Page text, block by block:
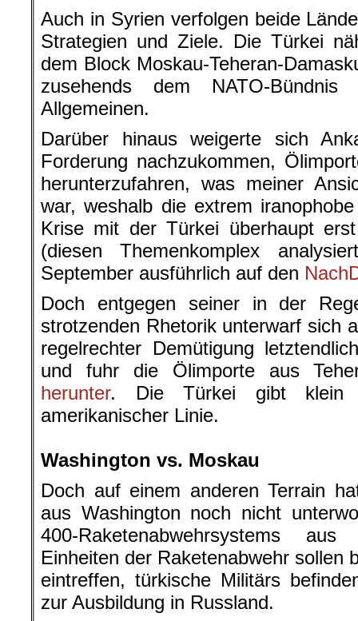
Auch in Syrien verfolgen beide
Strategien und Ziele. Die Türkei
dem Block Moskau-Teheran-
zusehends dem NATO-
Allgemeinen.
Darüber hinaus weigerte sich
Forderung nachzukommen,
herunterzufahren, was meiner
war, weshalb die extrem
Krise mit der Türkei überhaupt
(diesen Themenkomplex
September ausführlich auf den
Doch entgegen seiner in der
strotzenden Rhetorik unterwarf sich
regelrechter Demütigung
und fuhr die Ölimporte aus
herunter. Die Türkei gibt
amerikanischer Linie.
Washington vs. Moskau
Doch auf einem anderen Terrain
aus Washington noch nicht
400-Raketenabwehrsystems
Einheiten der Raketenabwehr sollen
eintreffen, türkische Militärs
zur Ausbildung in Russland.